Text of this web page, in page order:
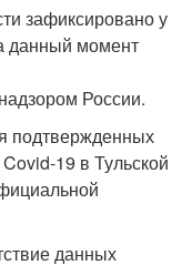
зафиксировано у
данный момент
России.
подтвержденных
19 в Тульской
данных